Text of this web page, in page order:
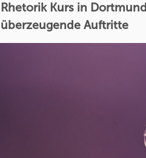
Rhetorik Kurs in
überzeugende Auftritte